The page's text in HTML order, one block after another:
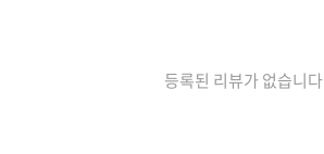
등록된 리뷰가 없습니다